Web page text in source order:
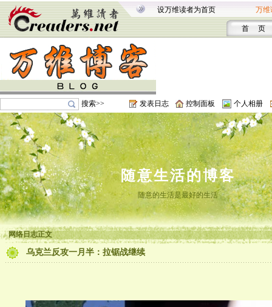
设万维读者为首页 万维
首 页
搜索>> 发表日志 控制面板 个人相册
随意生活的博客
随意的生活是最好的生活
网络日志正文
乌克兰反攻一月半：拉锯战继续